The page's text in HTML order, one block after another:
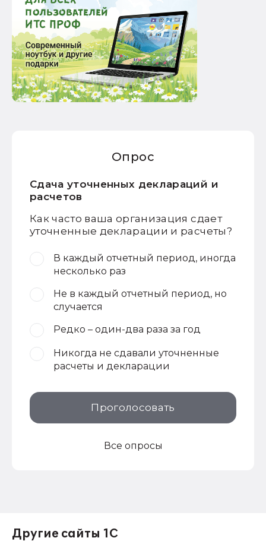
Опрос
Сдача уточненных деклараций и
расчетов
Как часто ваша организация сдает
уточненные декларации и расчеты?
В каждый отчетный период, иногда
несколько раз
Не в каждый отчетный период, но
случается
Редко – один-два раза за год
Никогда не сдавали уточненные
расчеты и декларации
Проголосовать
Все опросы
Другие сайты 1С